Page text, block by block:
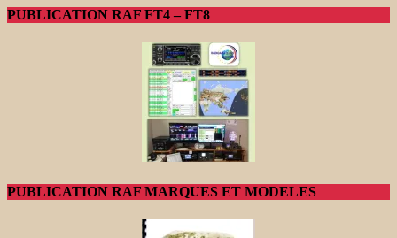
PUBLICATION RAF FT4 – FT8
PUBLICATION RAF MARQUES ET MODELES